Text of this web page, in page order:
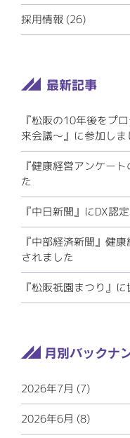
採用情報 (26)
『松阪の10年後をプ
来会議～』に参加しま
『健康経営アンケー
た
『中日新聞』にDX認
『中部経済新聞』健
されました
『松阪祇園まつり』
2026年7月 (7)
2026年6月 (8)